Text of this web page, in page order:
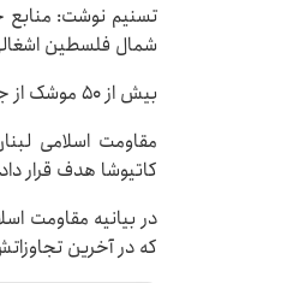
تسنیم نوشت:
شمال فلسطین
بیش از ۵۰ موشک از جنوب لبنان به سمت شمال فلسطین اشغالی شلیک شده است.
مقاومت اسلامی
کاتیوشا هدف قرار
در بیانیه مقاومت
که در آخرین